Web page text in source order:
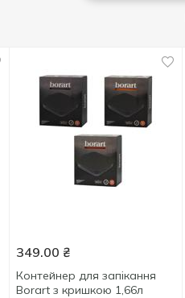
349.00 ₴
Контейнер для запікання
Borart з кришкою 1,66л